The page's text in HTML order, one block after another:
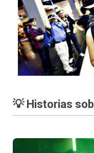
💡 Historias